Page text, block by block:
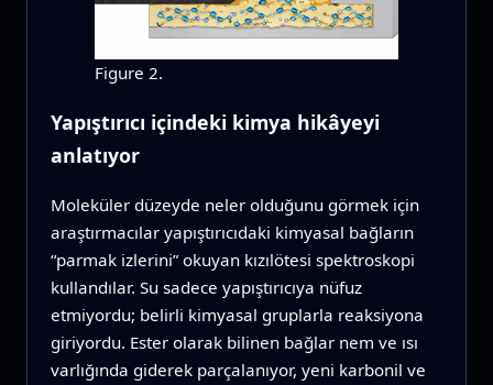
Figure 2.
Yapıştırıcı içindeki kimya hikâyeyi
anlatıyor
Moleküler düzeyde neler olduğunu görmek için
araştırmacılar yapıştırıcıdaki kimyasal bağların
“parmak izlerini” okuyan kızılötesi spektroskopi
kullandılar. Su sadece yapıştırıcıya nüfuz
etmiyordu; belirli kimyasal gruplarla reaksiyona
giriyordu. Ester olarak bilinen bağlar nem ve ısı
varlığında giderek parçalanıyor, yeni karbonil ve